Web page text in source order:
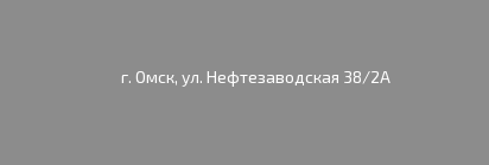
г. Омск, ул. Нефтезаводская 38/2А